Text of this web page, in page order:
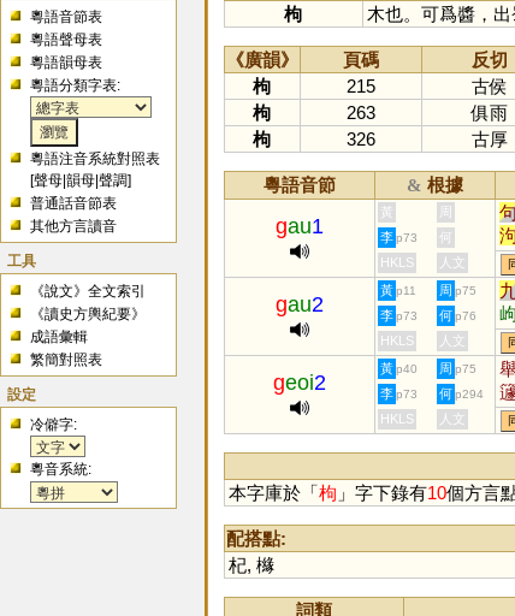
粵語音節表
粵語聲母表
粵語韻母表
粵語分類字表:
粵語注音系統對照表
[聲母 |韻母 |聲調]
普通話音節表
其他方言讀音
工具
《說文》全文索引
《讀史方輿紀要》
成語彙輯
繁簡對照表
設定
冷僻字:
粵音系統:
枸
木也。可爲醬，出
《廣韻》 頁碼 反切
枸
215
古侯
枸
263
俱雨
枸
326 古厚
粵語音節 & 根據
gau1
黃 周 句
泃
李 p73
何
HKLS
人文
gau2
黃 p11 周 p75
岣
李 p73 何 p76
HKLS 人文
geoi2
黃 p40 周 p75 舉
籧
李 p73 何 p294
HKLS 人文
本字庫於「枸 」字下錄有10個方言
配搭點:
杞, 櫞
詞類